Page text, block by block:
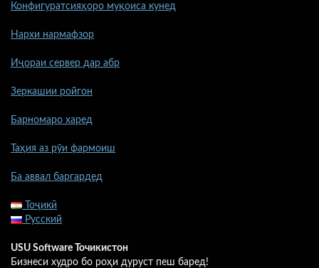
Конфигуратсияҳоро муқоиса кунед
Нархи нармафзор
Иҷораи сервер дар абр
Зеркашии ройгон
Барномаро харед
Таҳия аз рӯи фармоиш
Ба аввал баргардед
Тоҷикӣ
Русский
USU Software Точикистон
Бизнеси худро бо роҳи дуруст пеш баред!